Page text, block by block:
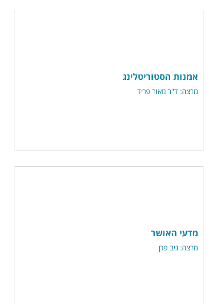
אמנות הסטוריטלינג
מרצה: ד"ר מאור פריד
מדעי האושר
מרצה: ניב פרן